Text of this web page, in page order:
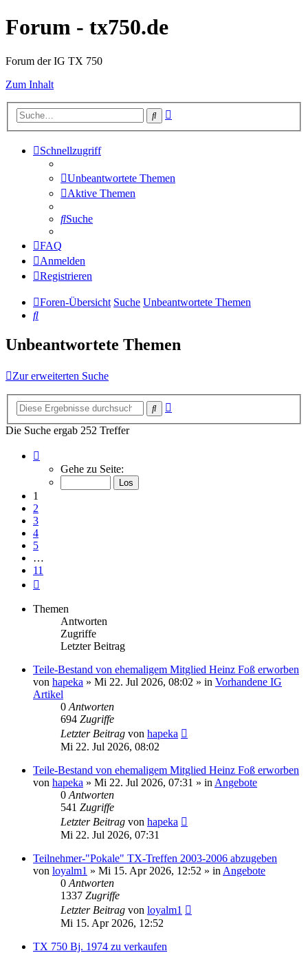
Forum - tx750.de
Forum der IG TX 750
Zum Inhalt
Suche
Schnellzugriff
Unbeantwortete Themen
Aktive Themen
Suche
FAQ
Anmelden
Registrieren
Foren-Übersicht Suche Unbeantwortete Themen
Suche
Unbeantwortete Themen
Zur erweiterten Suche
Suche
Die Suche ergab 252 Treffer
von
Gehe zu Seite:
1
2
3
4
5
…
11
Themen
Antworten
Zugriffe
Letzter Beitrag
Teile-Bestand von ehemaligem Mitglied Heinz Foß erworben
von hapeka » Mi 22. Jul 2026, 08:02 » in Vorhandene IG
Artikel
0 Antworten
694 Zugriffe
Letzter Beitrag von hapeka
Mi 22. Jul 2026, 08:02
Teile-Bestand von ehemaligem Mitglied Heinz Foß erworben
von hapeka » Mi 22. Jul 2026, 07:31 » in Angebote
0 Antworten
541 Zugriffe
Letzter Beitrag von hapeka
Mi 22. Jul 2026, 07:31
Teilnehmer-"Pokale" TX-Treffen 2003-2006 abzugeben
von loyalm1 » Mi 15. Apr 2026, 12:52 » in Angebote
0 Antworten
1337 Zugriffe
Letzter Beitrag von loyalm1
Mi 15. Apr 2026, 12:52
TX 750 Bj. 1974 zu verkaufen